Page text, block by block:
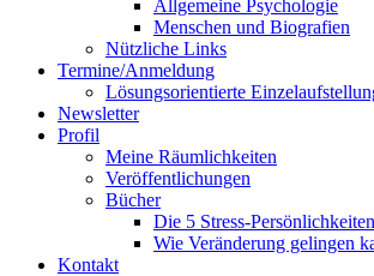
Allgemeine Psychologie
Menschen und Biografien
Nützliche Links
Termine/Anmeldung
Lösungsorientierte
Newsletter
Profil
Meine Räumlichkeiten
Veröffentlichungen
Bücher
Die 5 Stress-Persönlichkeiten
Wie Veränderung gelingen
Kontakt